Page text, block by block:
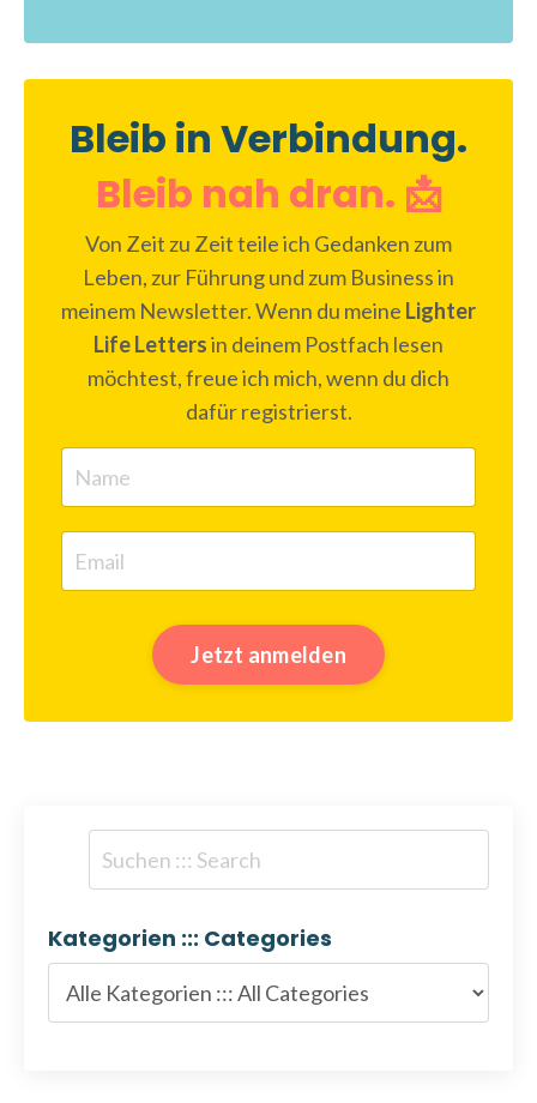
Bleib in Verbindung.
Bleib nah dran. 📩
Von Zeit zu Zeit teile ich Gedanken zum
Leben, zur Führung und zum Business in
meinem Newsletter. Wenn du meine Lighter
Life Lettersin deinem Postfach lesen
möchtest, freue ich mich, wenn du dich
dafür registrierst.
Jetzt anmelden
Kategorien ::: Categories